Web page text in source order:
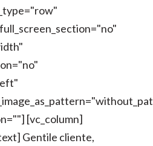
[vc_column]
Gentile cliente,